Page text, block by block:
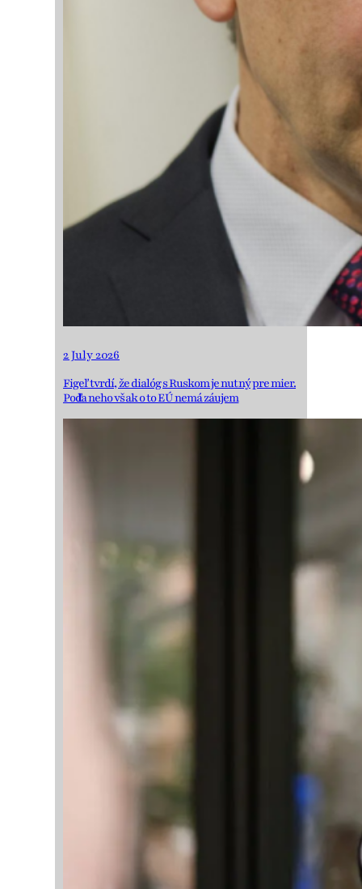
2 July 2026
Figeľ tvrdí, že dialóg s Ruskom je nutný pre mier.
Podľa neho však o to EÚ nemá záujem